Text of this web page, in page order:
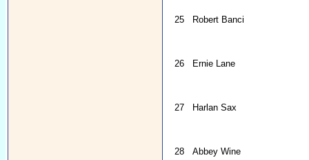
25 Robert Banci
26 Ernie Lane
27 Harlan Sax
28 Abbey Wine